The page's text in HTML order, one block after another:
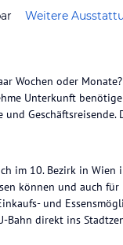
Weitere
Wochen oder
Unterkunft
im 10. Bezirk in
können und auch
und
Bahn direkt ins